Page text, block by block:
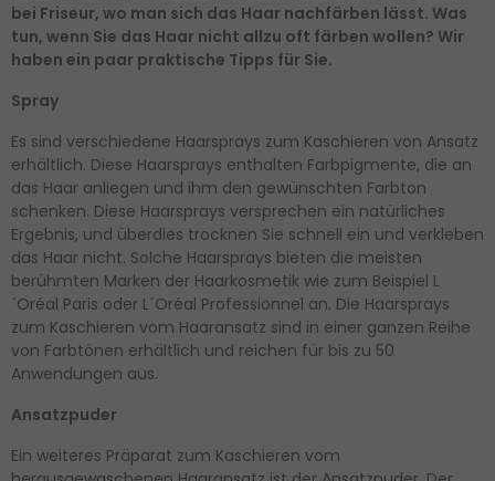
bei Friseur, wo man sich das Haar nachfärben lässt. Was
tun, wenn Sie das Haar nicht allzu oft färben wollen? Wir
haben ein paar praktische Tipps für Sie.
Spray
Es sind verschiedene Haarsprays zum Kaschieren von Ansatz
erhältlich. Diese Haarsprays enthalten Farbpigmente, die an
das Haar anliegen und ihm den gewünschten Farbton
schenken. Diese Haarsprays versprechen ein natürliches
Ergebnis, und überdies trocknen Sie schnell ein und verkleben
das Haar nicht. Solche Haarsprays bieten die meisten
berühmten Marken der Haarkosmetik wie zum Beispiel L
´Oréal Paris oder L´Oréal Professionnel an. Die Haarsprays
zum Kaschieren vom Haaransatz sind in einer ganzen Reihe
von Farbtönen erhältlich und reichen für bis zu 50
Anwendungen aus.
Ansatzpuder
Ein weiteres Präparat zum Kaschieren vom